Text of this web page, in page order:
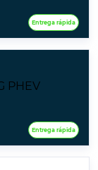
Entrega rápida
Entrega rápida